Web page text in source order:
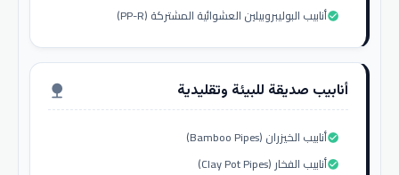
أنابيب البوليبروبيلين العشوائية المشتركة (PP-R)check_circle
أنابيب صديقة للبيئة وتقليدية nature
أنابيب الخيزران (Bamboo Pipes)check_circle
أنابيب الفخار (Clay Pot Pipes)check_circle